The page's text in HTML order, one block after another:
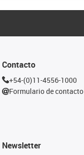
Contacto
+54-(0)11-4556-1000
Formulario de contacto
Newsletter